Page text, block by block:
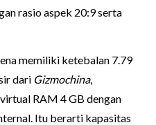
rasio aspek 20:9 serta
memiliki ketebalan 7.79
dari Gizmochina,
RAM 4 GB dengan
Itu berarti kapasitas